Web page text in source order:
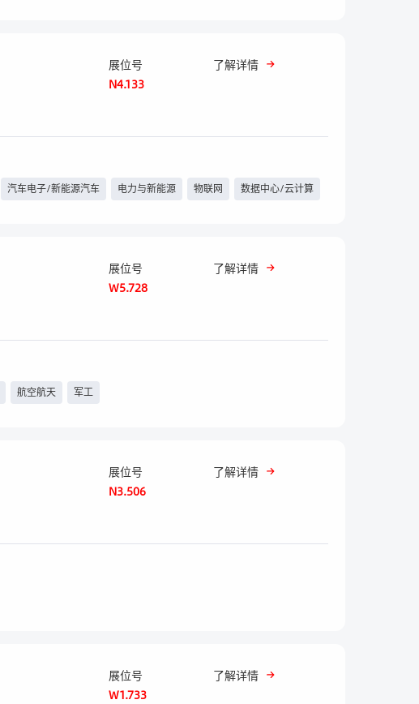
展位号
N4.133
了解详情
汽车电子/新能源汽车 电力与新能源 物联网 数据中心/云计算
展位号
W5.728
了解详情
航空航天 军工
展位号
N3.506
了解详情
展位号
W1.733
了解详情